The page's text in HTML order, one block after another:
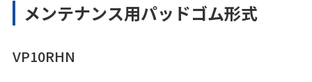
メンテナンス用パッドゴム形式
VP10RHN